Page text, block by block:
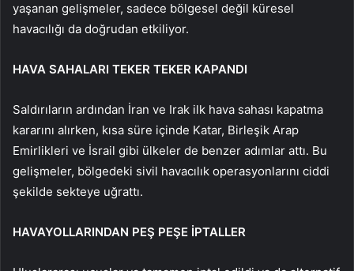
yaşanan gelişmeler, sadece bölgesel değil küresel
havacılığı da doğrudan etkiliyor.
HAVA SAHALARI TEKER TEKER KAPANDI
Saldırıların ardından İran ve Irak ilk hava sahası kapatma
kararını alırken, kısa süre içinde Katar, Birleşik Arap
Emirlikleri ve İsrail gibi ülkeler de benzer adımlar attı. Bu
gelişmeler, bölgedeki sivil havacılık operasyonlarını ciddi
şekilde sekteye uğrattı.
HAVAYOLLARINDAN PEŞ PEŞE İPTALLER